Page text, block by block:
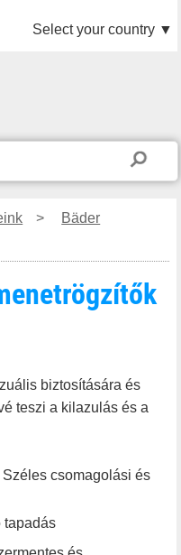
Select your country ▼
>
Bäder
biztosítására és
teszi a kilazulás és a
csomagolási és
tapadás